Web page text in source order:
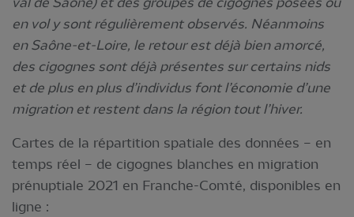
en vol y sont régulièrement observés. Néanmoins
en Saône-et-Loire, le retour est déjà bien amorcé,
des cigognes sont déjà présentes sur certains nids
et de plus en plus d’individus font l’économie d’une
migration et restent dans la région tout l’hiver.
Cartes de la répartition spatiale des données – en
temps réel – de cigognes blanches en migration
prénuptiale 2021 en Franche-Comté, disponibles en
ligne :